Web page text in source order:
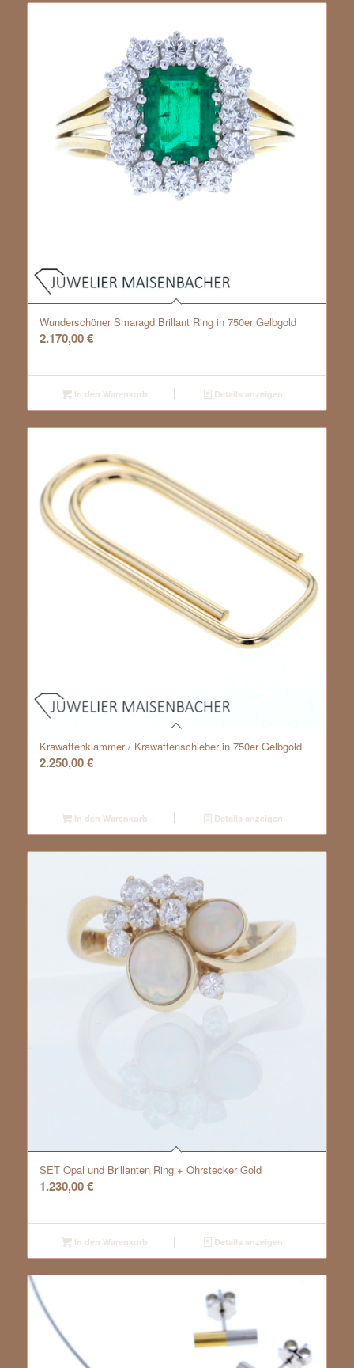
Wunderschöner Smaragd Brillant Ring in 750er Gelbgold
2.170,00€
In den Warenkorb Details anzeigen
Krawattenklammer / Krawattenschieber in 750er Gelbgold
2.250,00€
In den Warenkorb Details anzeigen
SET Opal und Brillanten Ring + Ohrstecker Gold
1.230,00€
In den Warenkorb Details anzeigen